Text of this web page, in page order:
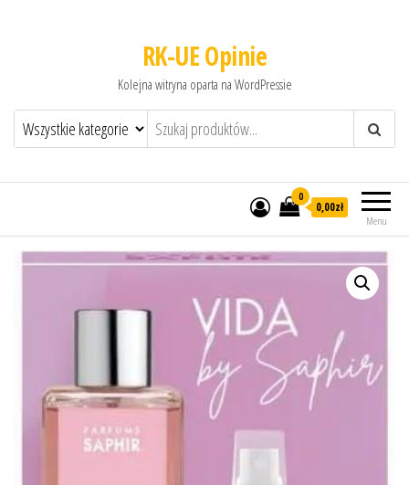
RK-UE Opinie
Kolejna witryna oparta na WordPressie
Menu
0
0,00zł